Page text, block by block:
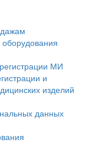
оборудования
МИ
и
изделий
данных